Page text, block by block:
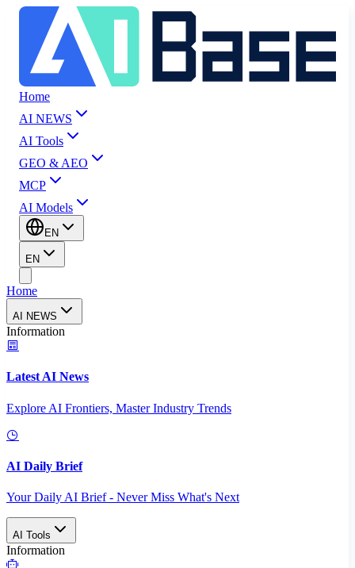
Home
AI NEWS
AI Tools
GEO & AEO
MCP
AI Models
EN
EN
Home
AI NEWS
Information
Latest AI News
Explore AI Frontiers, Master Industry Trends
AI Daily Brief
Your Daily AI Brief - Never Miss What's Next
AI Tools
Information